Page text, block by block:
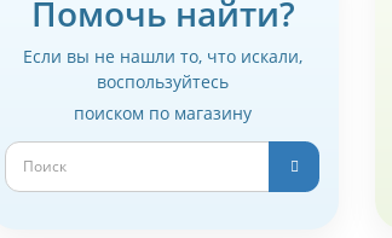
Помочь найти?
Если вы не нашли то, что искали,
воспользуйтесь
поиском по магазину